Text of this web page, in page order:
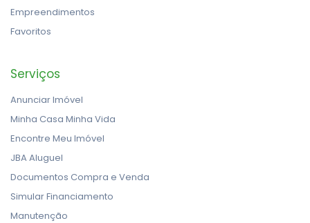
Empreendimentos
Favoritos
Serviços
Anunciar Imóvel
Minha Casa Minha Vida
Encontre Meu Imóvel
JBA Aluguel
Documentos Compra e Venda
Simular Financiamento
Manutenção